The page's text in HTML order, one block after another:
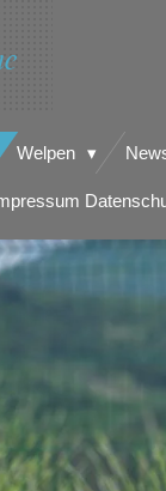
Welpen